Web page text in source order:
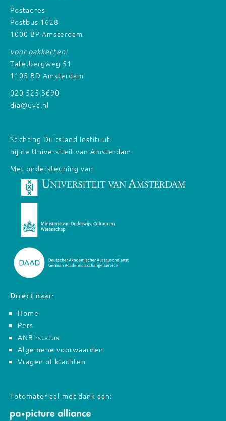
Postadres
Postbus 1628
1000 BP Amsterdam
voor pakketten:
Tafelbergweg 51
1105 BD Amsterdam
020 525 3690
dia@uva.nl
Stichting Duitsland Instituut
bij de Universiteit van Amsterdam
Met ondersteuning van
Direct naar:
Home
Pers
ANBI-status
Algemene voorwaarden
Vragen of klachten
Fotomateriaal met dank aan: